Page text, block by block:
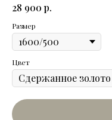
28 900 р.
Размер
Цвет